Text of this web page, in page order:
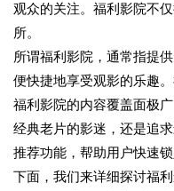
观众的关注。福利影院不
所。
所谓福利影院，通常指提
便快捷地享受观影的乐趣
福利影院的内容覆盖面极
经典老片的影迷，还是追
推荐功能，帮助用户快速
下面，我们来详细探讨福